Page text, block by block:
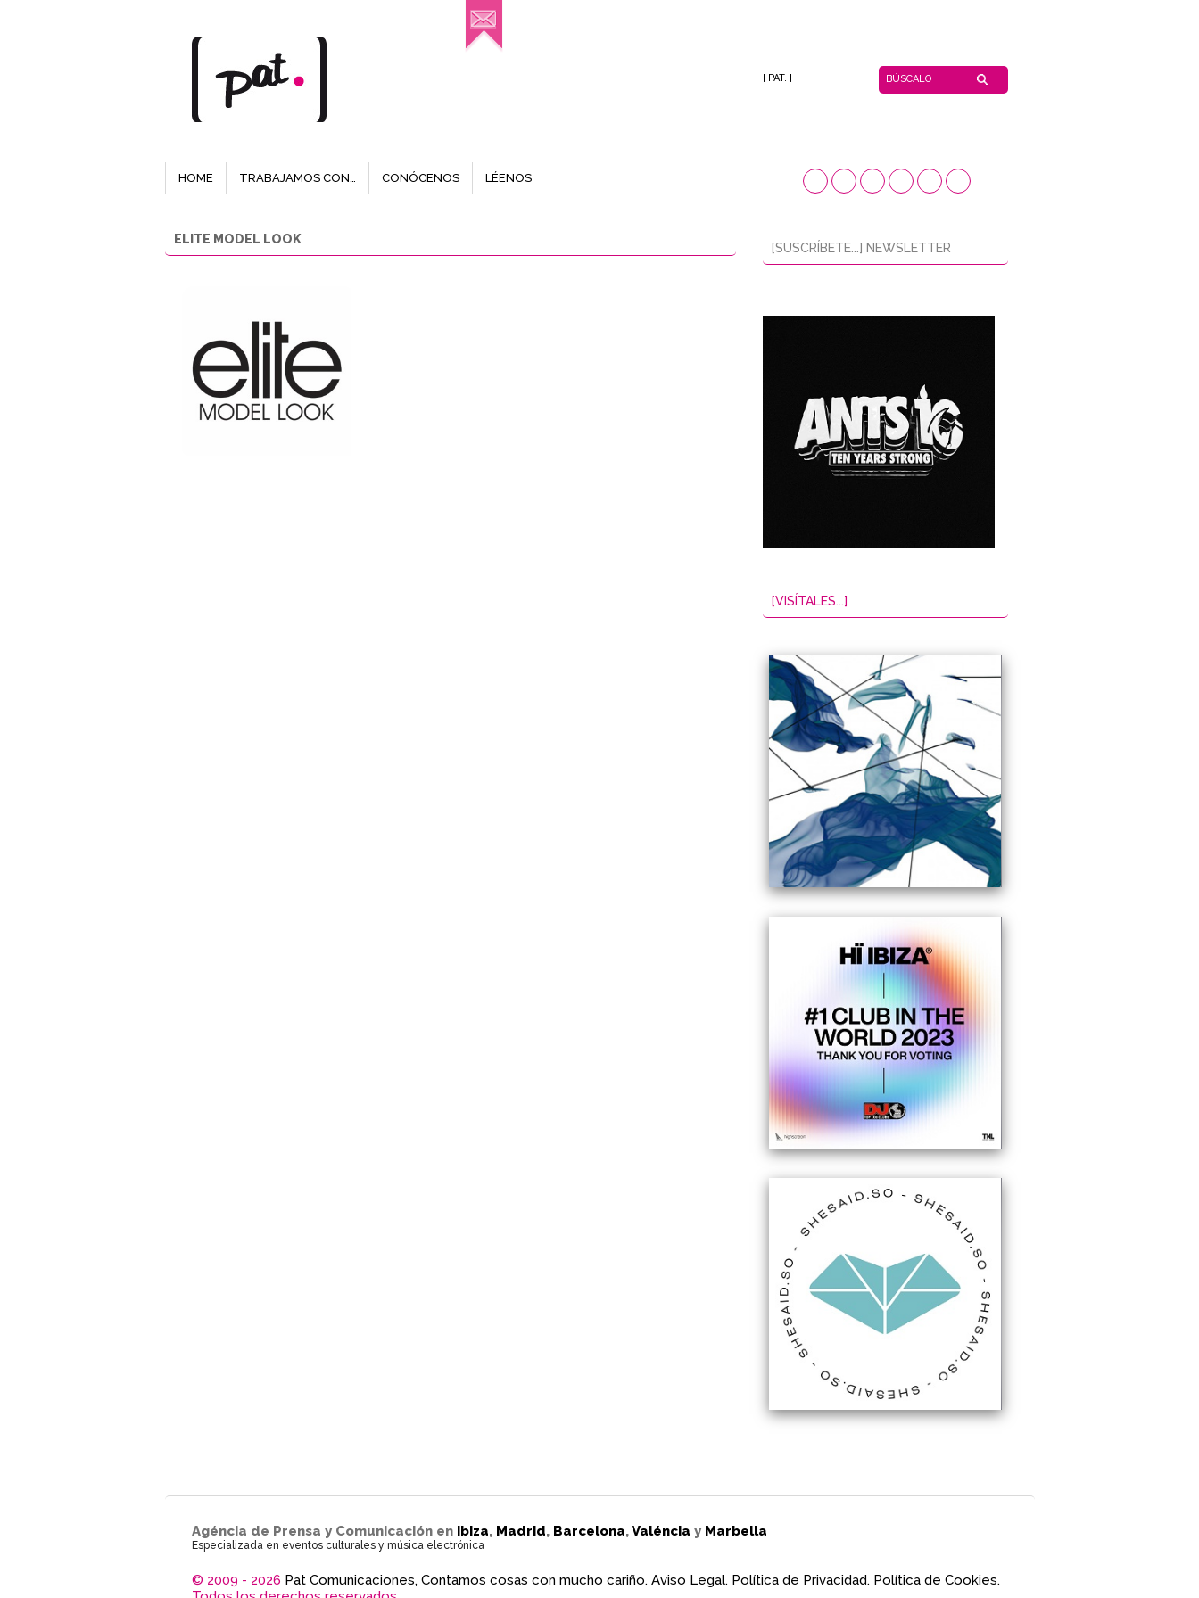
[ PAT. ]
HOME TRABAJAMOS CON… CONÓCENOS LÉENOS
ELITE MODEL LOOK
[SUSCRÍBETE...] NEWSLETTER
[VISÍTALES...]
Agéncia de Prensa y Comunicación en Ibiza, Madrid, Barcelona,Valéncia y Marbella
Especializada en eventos culturales y música electrónica
© 2009 - 2026 Pat Comunicaciones, Contamos cosas con mucho cariño. Aviso Legal. Política de Privacidad. Política de Cookies.